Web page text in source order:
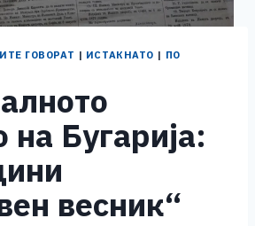
ГОВОРАТ | ИСТАКНАТО | ПО
на Бугарија:
весник“